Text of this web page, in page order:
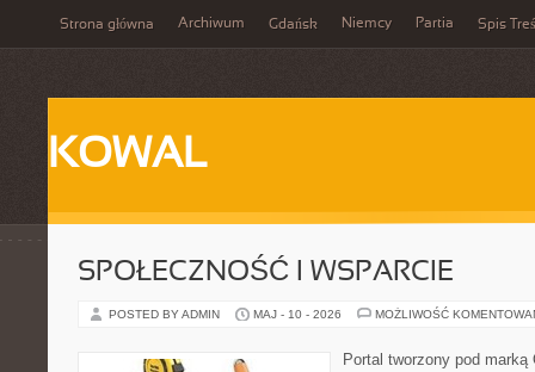
Strona główna Archiwum Gdańsk Niemcy Partia Spis
KOWAL
SPOŁECZNOŚĆ I WSPARCIE
POSTED BY ADMIN MAJ - 10 - 2026 MOŻLIWOŚĆ
Portal tworzony pod